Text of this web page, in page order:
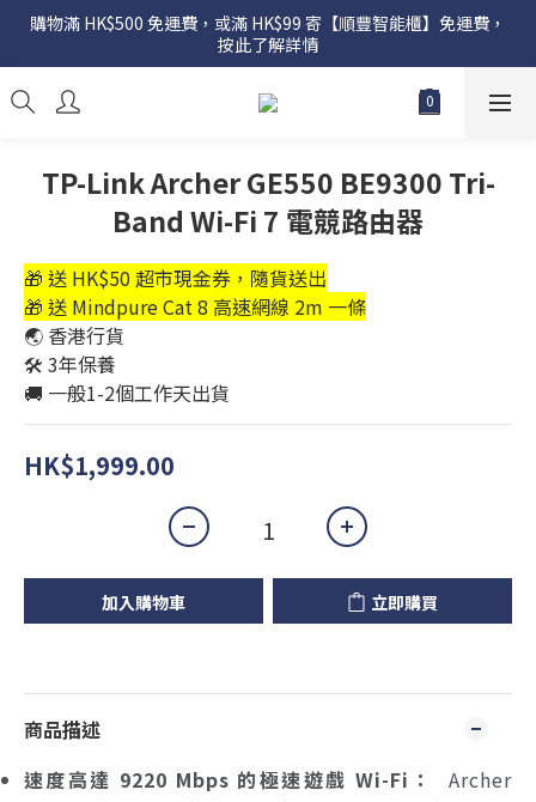
購物滿 HK$500 免運費，或滿 HK$99 寄【順豐智能櫃】免運費，
按此了解詳情
TP-Link Archer GE550 BE9300 Tri-
Band Wi-Fi 7 電競路由器
🎁 送 HK$50 超市現金券，隨貨送出
🎁 送 Mindpure Cat 8 高速網線 2m 一條
🌏 香港行貨
🛠️ 3年保養
🚚 一般1-2個工作天出貨
HK$1,999.00
加入購物車 立即購買
商品描述
速度高達 9220 Mbps 的極速遊戲 Wi-Fi：
Archer